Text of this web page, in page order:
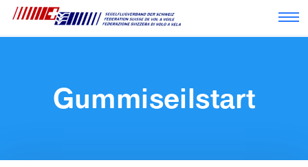
Gummiseilstart